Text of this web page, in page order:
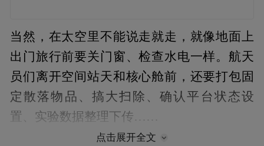
当然，在太空里不能说走就走，就像地面上
出门旅行前要关门窗、检查水电一样。航天
员们离开空间站天和核心舱前，还要打包固
定散落物品、搞大扫除、确认平台状态设
置、实验数据整理下传……
点击展开全文